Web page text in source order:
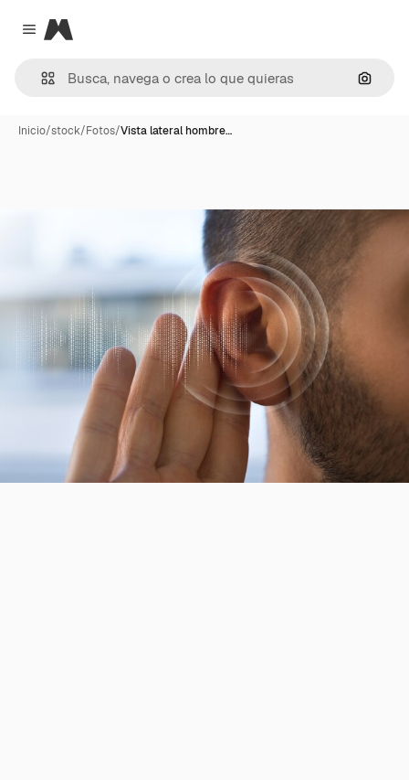
Close menu
Magnific
Inicio/stock/Fotos/Vista lateral hombre…